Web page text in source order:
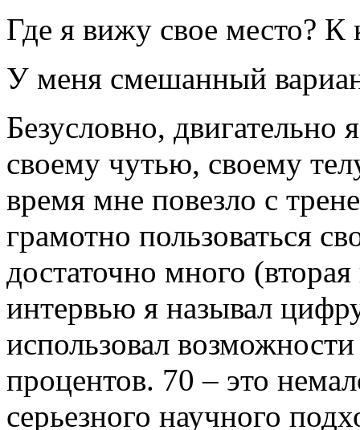
Где я вижу свое место? К
У меня смешанный
Безусловно, двигательно
своему чутью, своему
время мне повезло с
грамотно пользоваться
достаточно много
интервью я называл
использовал
процентов. 70 – это
серьезного научного